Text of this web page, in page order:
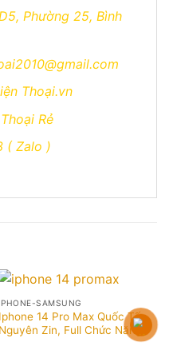
Phường 25, Bình
Thoại.vn
Rẻ
( Zalo )
IPHONE-SAMSUNG
Iphone 14 Pro Max Quốc Tế,
Nguyên Zin, Full Chức Năng